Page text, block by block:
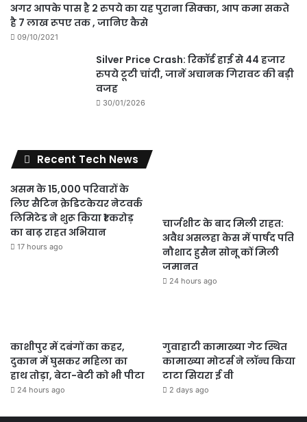
अगर आपके पास है 2 रुपये का यह पुराना सिक्का, आप कमा सकते
है 7 लाख रूपए तक , जानिए कैसे
09/10/2021
Silver Price Crash: रिकॉर्ड हाई से 44 हजार
रुपये टूटी चांदी, जानें अचानक गिरावट की बड़ी
वजह
30/01/2026
Recent Tech News
असम के 15,000 परिवारों के
लिए सैटिन क्रेडिटकेयर नेटवर्क
लिमिटेड ने शुरू किया ₹1 करोड़
का बाढ़ राहत अभियान
17 hours ago
चार्जशीट के बाद मिली राहत:
अवैध असलहा केस में पार्षद पति
नौशाद हुसैन सोनू कों मिली
जमानत
24 hours ago
काशीपुर में दबंगों का कहर,
दुकान में घुसकर महिला का
हाथ तोड़ा, बेटा-बेटी को भी पीटा
24 hours ago
गुवाहाटी कामाख्या गेट स्थित
कामाख्या मोटर्स ने लॉन्च किया
टाटा सियरा ई वी
2 days ago